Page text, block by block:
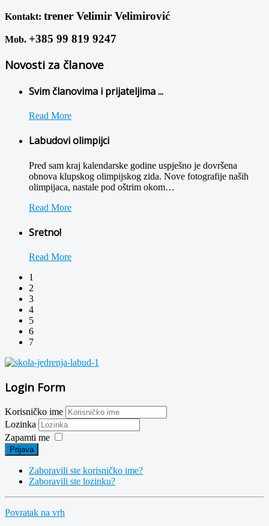
Kontakt: trener Velimir Velimirović
Mob. +385 99 819 9247
Novosti za članove
Svim članovima i prijateljima ...
Read More
Labudovi olimpijci
Pred sam kraj kalendarske godine uspješno je dovršena
obnova klupskog olimpijskog zida. Nove fotografije naših
olimpijaca, nastale pod oštrim okom…
Read More
Sretno!
Read More
1
2
3
4
5
6
7
Login Form
Korisničko ime
Lozinka
Zapamti me
Prijava
Zaboravili ste korisničko ime?
Zaboravili ste lozinku?
Povratak na vrh